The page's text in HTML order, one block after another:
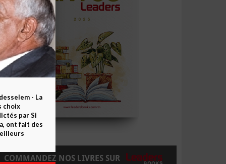
COMMANDEZ NOS LIVRES SUR
- La
choix
par Si
ont fait des